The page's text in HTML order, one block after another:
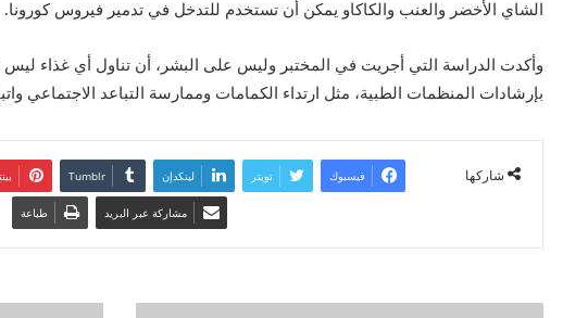
الشاي الأخضر والعنب والكاكاو يمكن أن تستخدم للتدخل في تدمير فيروس كورونا.
وأكدت الدراسة التي أجريت في المختبر وليس على البشر، أن تناول أي غذاء ليس
بإرشادات المنظمات الطبية، مثل ارتداء الكمامات وممارسة التباعد الاجتماعي
شاركها فيسبوك تويتر لينكدإن
مشاركة عبر البريد طباعة